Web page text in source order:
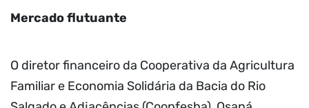
Mercado flutuante
O diretor financeiro da Cooperativa da Agricultura
Familiar e Economia Solidária da Bacia do Rio